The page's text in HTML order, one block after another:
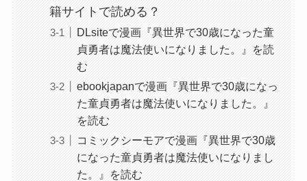
籍サイトで読める？
DLsiteで漫画『異世界で30歳になった童
貞勇者は魔法使いになりました。』を読
む
ebookjapanで漫画『異世界で30歳になっ
た童貞勇者は魔法使いになりました。』
を読む
コミックシーモアで漫画『異世界で30歳
になった童貞勇者は魔法使いになりまし
た。』を読む